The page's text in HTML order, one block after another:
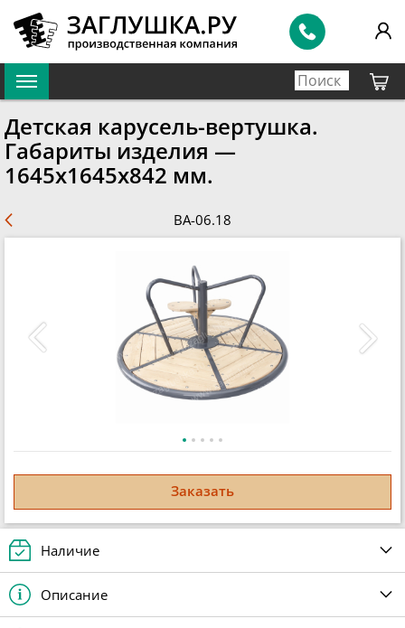
Детская карусель-вертушка.
Габариты изделия —
1645х1645х842 мм.
BA-06.18
Заказать
Наличие
Описание